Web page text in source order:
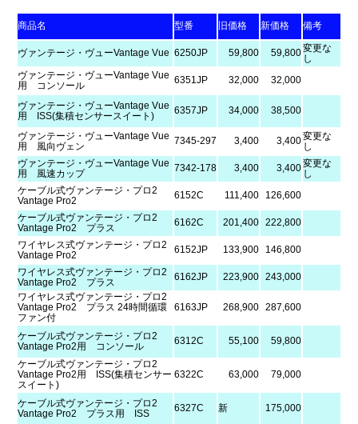
商品名 型番 旧価格 新価格 備考
ヴァンテージ・ヴューVantage Vue 6250JP 59,800 59,800変更な
し
ヴァンテージ・ヴューVantage Vue
用 コンソール
6351JP 32,000 32,000
ヴァンテージ・ヴューVantage Vue
用 ISS(集積センサースイート)
6357JP 34,000 38,500
ヴァンテージ・ヴューVantage Vue
用 風向ヴェン
7345-297 3,400 3,400変更な
し
ヴァンテージ・ヴューVantage Vue
用 風速カップ
7342-178 3,400 3,400変更な
し
ケーブル式ヴァンテージ・プロ2
Vantage Pro2
6152C 111,400
126,600
ケーブル式ヴァンテージ・プロ2
Vantage Pro2 プラス
6162C 201,400 222,800
ワイヤレス式ヴァンテージ・プロ2
Vantage Pro2
6152JP 133,900
146,800
ワイヤレス式ヴァンテージ・プロ2
Vantage Pro2 プラス
6162JP 223,900 243,000
ワイヤレス式ヴァンテージ・プロ2
Vantage Pro2 プラス 24時間循環
ファン付
6163JP 268,900 287,600
ケーブル式ヴァンテージ・プロ2
Vantage Pro2用 コンソール
6312C 55,100 59,800
ケーブル式ヴァンテージ・プロ2
Vantage Pro2用 ISS(集積センサー
スイート)
6322C 63,000 79,000
ケーブル式ヴァンテージ・プロ2
Vantage Pro2 プラス用 ISS
6327C 新 175,000